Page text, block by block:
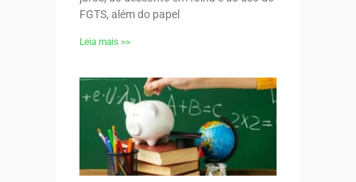
FGTS, além do papel
Leia mais >>